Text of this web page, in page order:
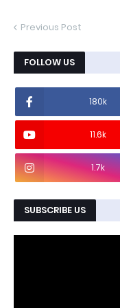
Previous Post
FOLLOW US
180k
11.6k
1.7k
SUBSCRIBE US